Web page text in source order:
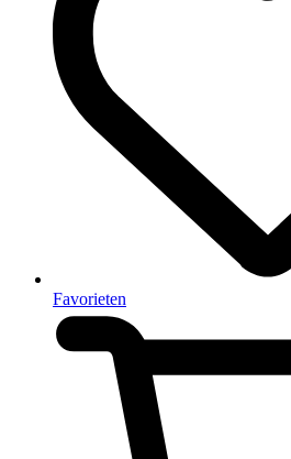
Favorieten